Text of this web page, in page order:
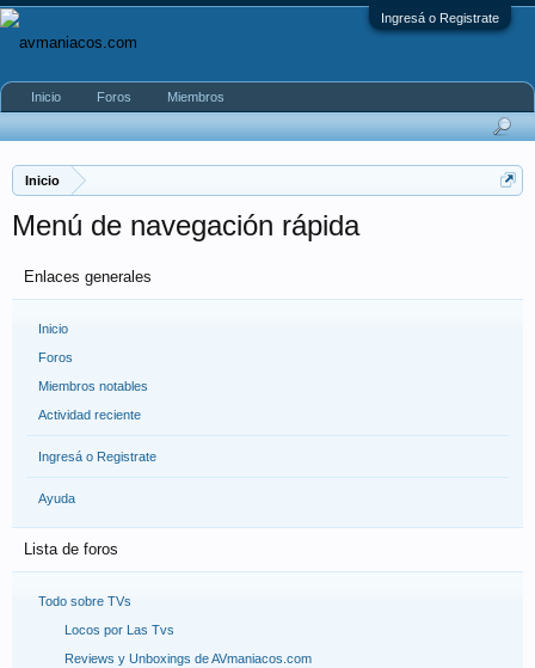
Ingresá o Registrate
Inicio
Menú de navegación rápida
Enlaces generales
Inicio
Foros
Miembros notables
Actividad reciente
Ingresá o Registrate
Ayuda
Lista de foros
Todo sobre TVs
Locos por Las Tvs
Reviews y Unboxings de AVmaniacos.com
Inicio Foros Miembros